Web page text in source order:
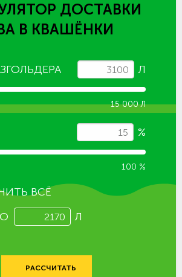
ДОСТАВКИ
В КВАШЁНКИ
Л
15 000 Л
%
100 %
ВСЁ
Л
РАССЧИТАТЬ